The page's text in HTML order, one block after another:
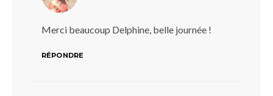
Merci beaucoup Delphine, belle journée !
RÉPONDRE